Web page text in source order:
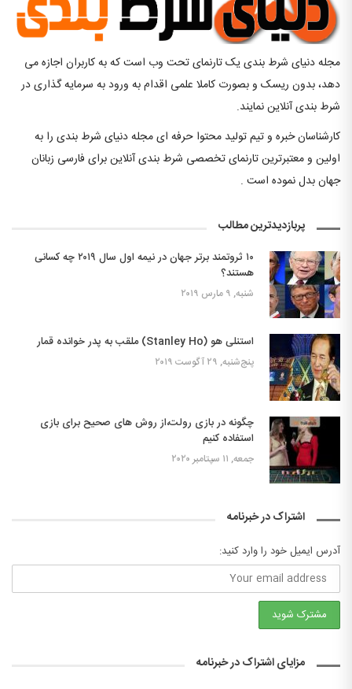
مجله دنیای شرط بندی یک تارنمای تحت وب است که به کاربران اجازه می
دهد، بدون ریسک و بصورت کاملا علمی اقدام به ورود به سرمایه گذاری در
شرط بندی آنلاین نمایند.
کارشناسان خبره و تیم تولید محتوا حرفه ای مجله دنیای شرط بندی را به
اولین و معتبرترین تارنمای تخصصی شرط بندی آنلاین برای فارسی زبانان
جهان بدل نموده است .
پربازدیدترین مطالب
۱۰ ثروتمند برتر جهان در نیمه اول سال ۲۰۱۹ چه کسانی
هستند؟
شنبه, ۹ مارس ۲۰۱۹
استنلی هو (Stanley Ho) ملقب به پدر خوانده قمار
پنج‌شنبه, ۲۹ آگوست ۲۰۱۹
چگونه در بازی رولت،از روش های صحیح برای بازی
استفاده کنیم
جمعه, ۱۱ سپتامبر ۲۰۲۰
اشتراک در خبرنامه
آدرس ایمیل خود را وارد کنید:
مزایای اشتراک در خبرنامه